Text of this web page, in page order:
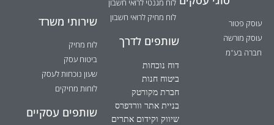
עוסק פטור
עוסק מורשה
חברה בע"מ
לוח מגנטי לרואי חשבון
לוח מחיק לרואי חשבון
שותפים לדרך
דוח נוכחות
ביטוח חנות
חברת מקורטק
בניית אתר וורדפרס
שיווק וקידום אתרים
שירותי משרד
לוח מחיק
ביטוח עסק
שעון נוכחות לעסק
לוחות מחיקים
שותפים עסקיים